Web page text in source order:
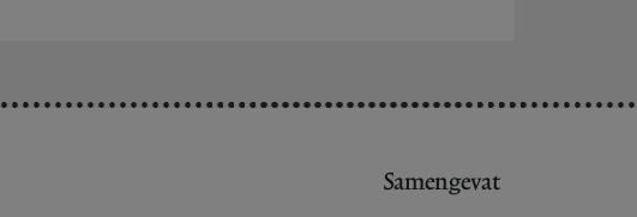
Samengevat